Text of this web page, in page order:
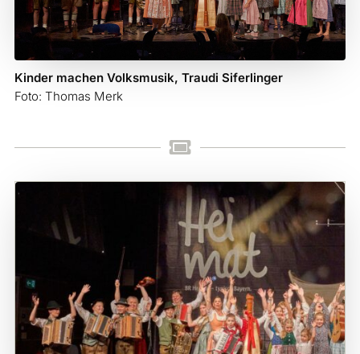
Kinder machen Volksmusik, Traudi Siferlinger
Foto: Thomas Merk
